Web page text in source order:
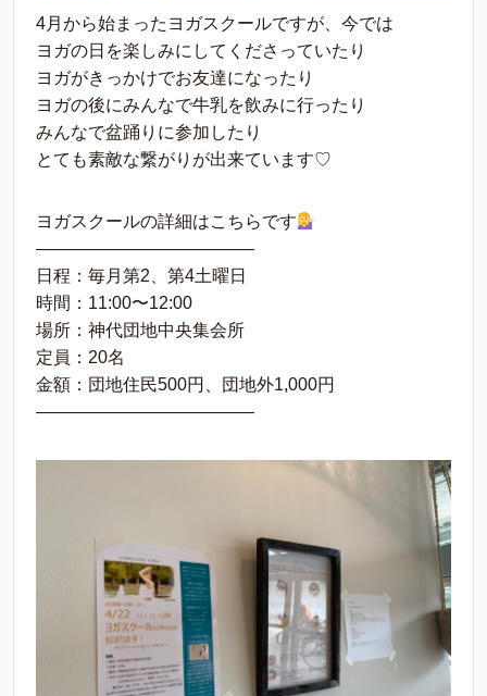
4月から始まったヨガスクールですが、今では
ヨガの日を楽しみにしてくださっていたり
ヨガがきっかけでお友達になったり
ヨガの後にみんなで牛乳を飲みに行ったり
みんなで盆踊りに参加したり
とても素敵な繋がりが出来ています♡
ヨガスクールの詳細はこちらです
————————————–
日程：毎月第2、第4土曜日
時間：11:00〜12:00
場所：神代団地中央集会所
定員：20名
金額：団地住民500円、団地外1,000円
————————————–